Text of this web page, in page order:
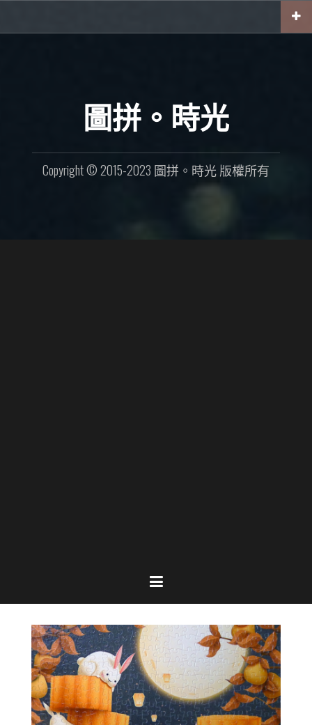
content
圖拼。時光
Copyright © 2015-2023 圖拼。時光 版權所有